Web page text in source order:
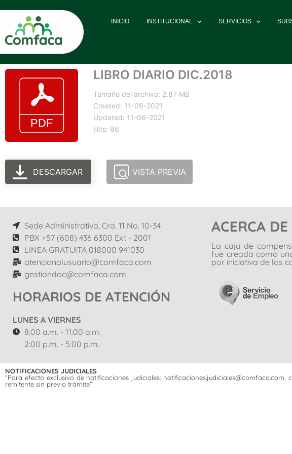
INICIO INSTITUCIONAL SERVICIOS
LIBRO DIARIO DIC.2018
Tamaño del archivo: 2.87 MB
Created: 11-06-2021
Updated: 11-06-2021
Hits: 86
DESCARGAR VISTA PREVIA
Sede Administrativa, Cra. 11 No. 10-34
PBX +57 (608) 436 6300 Ext - 2001
LINEA GRATUITA 018000 941030
atencionalusuario@comfaca.com
gestiondoc@comfaca.com
HORARIOS DE ATENCIÓN
LUNES A VIERNES
8:00 a.m. - 11:00 a.m.
2:00 p.m. - 5:00 p.m.
ACERCA
La caja de
fue creada como
por iniciativa de los
NOTIFICACIONES JUDICIALES
“Para efecto exclusivo de notificaciones judiciales:
remitente sin previo trámite”